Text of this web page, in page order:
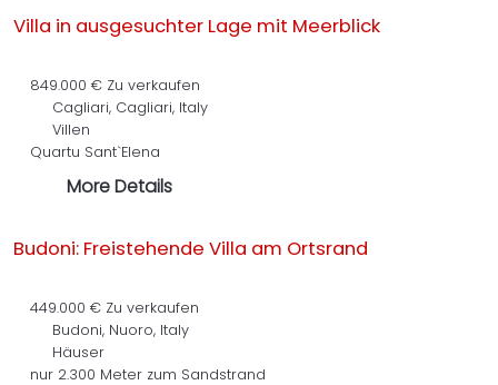
Villa in ausgesuchter Lage mit Meerblick
849.000 € Zu verkaufen
Cagliari, Cagliari, Italy
Villen
Quartu Sant`Elena
More Details
Budoni: Freistehende Villa am Ortsrand
449.000 € Zu verkaufen
Budoni, Nuoro, Italy
Häuser
nur 2.300 Meter zum Sandstrand